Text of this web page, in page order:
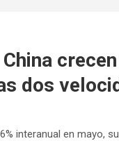
dos
interanual en mayo,